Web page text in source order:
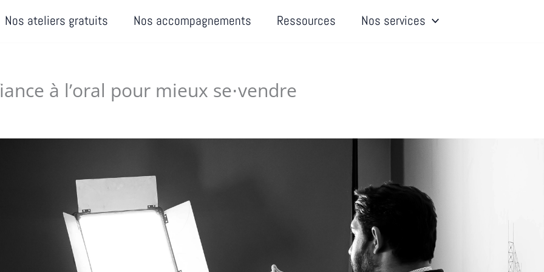
Nos ateliers gratuits Nos accompagnements Ressources Nos services
à l’oral pour mieux se⋅vendre